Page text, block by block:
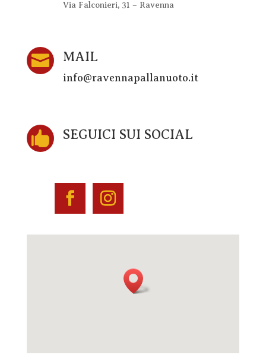
Via Falconieri, 31 – Ravenna
 MAIL
info@ravennapallanuoto.it
 SEGUICI SUI SOCIAL